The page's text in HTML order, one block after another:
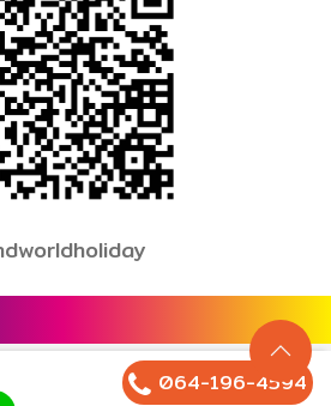
2019.All Rights Reserved.
064-196-4594